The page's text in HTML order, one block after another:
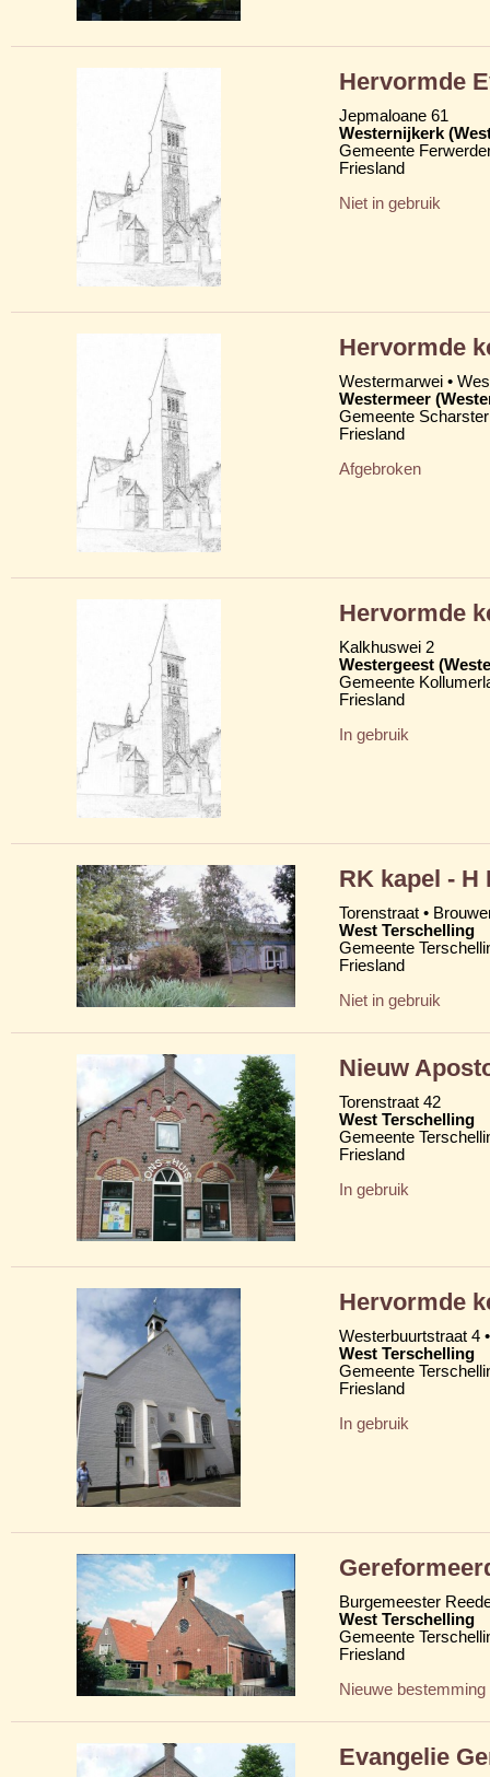
Hervormde
Jepmaloane 61
Westernijkerk
Gemeente
Friesland
Niet in gebruik
Hervormde
Westermarwei •
Westermeer
Gemeente
Friesland
Afgebroken
Hervormde
Kalkhuswei 2
Westergeest
Gemeente
Friesland
In gebruik
RK kapel - H
Torenstraat •
West Terschelling
Gemeente
Friesland
Niet in gebruik
Nieuw
Torenstraat 42
West Terschelling
Gemeente
Friesland
In gebruik
Hervormde
Westerbuurtstraat 4
West Terschelling
Gemeente
Friesland
In gebruik
Burgemeester
West Terschelling
Gemeente
Friesland
Nieuwe bestemming
Evangelie